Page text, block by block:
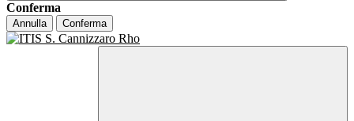
Conferma
Annulla Conferma